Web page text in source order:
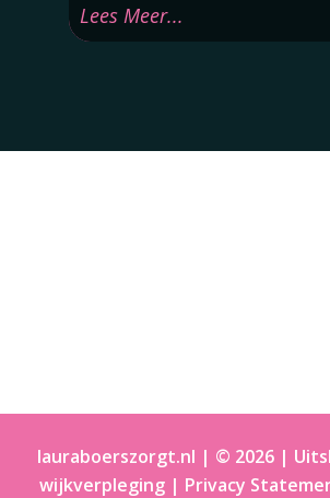
Lees Meer...
lauraboerszorgt.nl | © 2026 |
wijkverpleging | Privacy